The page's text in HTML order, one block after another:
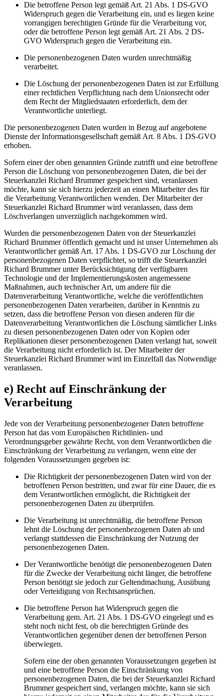
Die betroffene Person legt gemäß Art. 21 Abs. 1 DS-GVO
Widerspruch gegen die Verarbeitung ein, und es liegen keine
vorrangigen berechtigten Gründe für die Verarbeitung vor,
oder die betroffene Person legt gemäß Art. 21 Abs. 2 DS-
GVO Widerspruch gegen die Verarbeitung ein.
Die personenbezogenen Daten wurden unrechtmäßig
verarbeitet.
Die Löschung der personenbezogenen Daten ist zur Erfüllung
einer rechtlichen Verpflichtung nach dem Unionsrecht oder
dem Recht der Mitgliedstaaten erforderlich, dem der
Verantwortliche unterliegt.
Die personenbezogenen Daten wurden in Bezug auf angebotene
Dienste der Informationsgesellschaft gemäß Art. 8 Abs. 1 DS-GVO
erhoben.
Sofern einer der oben genannten Gründe zutrifft und eine betroffene
Person die Löschung von personenbezogenen Daten, die bei der
Steuerkanzlei Richard Brummer gespeichert sind, veranlassen
möchte, kann sie sich hierzu jederzeit an einen Mitarbeiter des für
die Verarbeitung Verantwortlichen wenden. Der Mitarbeiter der
Steuerkanzlei Richard Brummer wird veranlassen, dass dem
Löschverlangen unverzüglich nachgekommen wird.
Wurden die personenbezogenen Daten von der Steuerkanzlei
Richard Brummer öffentlich gemacht und ist unser Unternehmen als
Verantwortlicher gemäß Art. 17 Abs. 1 DS-GVO zur Löschung der
personenbezogenen Daten verpflichtet, so trifft die Steuerkanzlei
Richard Brummer unter Berücksichtigung der verfügbaren
Technologie und der Implementierungskosten angemessene
Maßnahmen, auch technischer Art, um andere für die
Datenverarbeitung Verantwortliche, welche die veröffentlichten
personenbezogenen Daten verarbeiten, darüber in Kenntnis zu
setzen, dass die betroffene Person von diesen anderen für die
Datenverarbeitung Verantwortlichen die Löschung sämtlicher Links
zu diesen personenbezogenen Daten oder von Kopien oder
Replikationen dieser personenbezogenen Daten verlangt hat, soweit
die Verarbeitung nicht erforderlich ist. Der Mitarbeiter der
Steuerkanzlei Richard Brummer wird im Einzelfall das Notwendige
veranlassen.
e) Recht auf Einschränkung der
Verarbeitung
Jede von der Verarbeitung personenbezogener Daten betroffene
Person hat das vom Europäischen Richtlinien- und
Verordnungsgeber gewährte Recht, von dem Verantwortlichen die
Einschränkung der Verarbeitung zu verlangen, wenn eine der
folgenden Voraussetzungen gegeben ist:
Die Richtigkeit der personenbezogenen Daten wird von der
betroffenen Person bestritten, und zwar für eine Dauer, die es
dem Verantwortlichen ermöglicht, die Richtigkeit der
personenbezogenen Daten zu überprüfen.
Die Verarbeitung ist unrechtmäßig, die betroffene Person
lehnt die Löschung der personenbezogenen Daten ab und
verlangt stattdessen die Einschränkung der Nutzung der
personenbezogenen Daten.
Der Verantwortliche benötigt die personenbezogenen Daten
für die Zwecke der Verarbeitung nicht länger, die betroffene
Person benötigt sie jedoch zur Geltendmachung, Ausübung
oder Verteidigung von Rechtsansprüchen.
Die betroffene Person hat Widerspruch gegen die
Verarbeitung gem. Art. 21 Abs. 1 DS-GVO eingelegt und es
steht noch nicht fest, ob die berechtigten Gründe des
Verantwortlichen gegenüber denen der betroffenen Person
überwiegen.
Sofern eine der oben genannten Voraussetzungen gegeben ist
und eine betroffene Person die Einschränkung von
personenbezogenen Daten, die bei der Steuerkanzlei Richard
Brummer gespeichert sind, verlangen möchte, kann sie sich